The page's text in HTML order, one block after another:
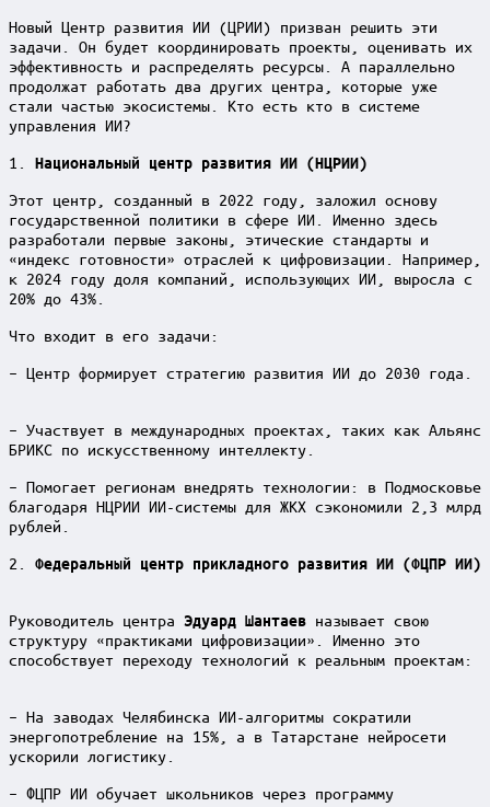
Новый Центр развития ИИ (ЦРИИ) призван решить эти
задачи. Он будет координировать проекты, оценивать их
эффективность и распределять ресурсы. А параллельно
продолжат работать два других центра, которые уже
стали частью экосистемы. Кто есть кто в системе
управления ИИ?
1. Национальный центр развития ИИ (НЦРИИ)
Этот центр, созданный в 2022 году, заложил основу
государственной политики в сфере ИИ. Именно здесь
разработали первые законы, этические стандарты и
«индекс готовности» отраслей к цифровизации. Например,
к 2024 году доля компаний, использующих ИИ, выросла с
20% до 43%.
Что входит в его задачи:
– Центр формирует стратегию развития ИИ до 2030 года.
– Участвует в международных проектах, таких как Альянс
БРИКС по искусственному интеллекту.
– Помогает регионам внедрять технологии: в Подмосковье
благодаря НЦРИИ ИИ-системы для ЖКХ сэкономили 2,3 млрд
рублей.
2. Федеральный центр прикладного развития ИИ (ФЦПР ИИ)
Руководитель центра Эдуард Шантаев называет свою
структуру «практиками цифровизации». Именно это
способствует переходу технологий к реальным проектам:
– На заводах Челябинска ИИ-алгоритмы сократили
энергопотребление на 15%, а в Татарстане нейросети
ускорили логистику.
– ФЦПР ИИ обучает школьников через программу